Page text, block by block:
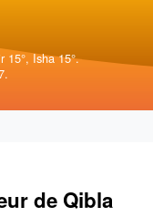
15°, Isha 15°.
de Qibla